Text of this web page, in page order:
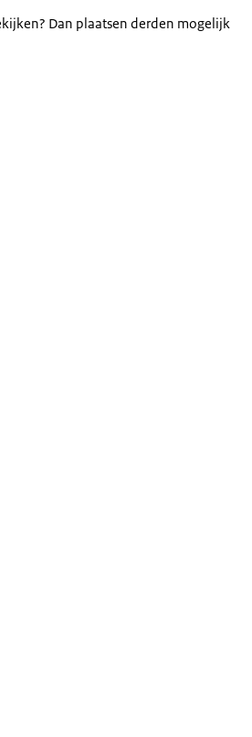
Dan plaatsen derden mogelijk